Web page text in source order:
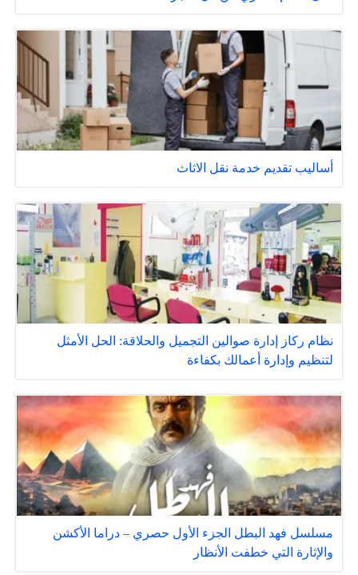
أساليب تقديم خدمة نقل الاثاث
نظام ركاز إدارة صوالين التجميل والحلاقة: الحل الأمثل
لتنظيم وإدارة أعمالك بكفاءة
مسلسل فهد البطل الجزء الأول حصري – دراما الأكشن
والإثارة التي خطفت الأنظار